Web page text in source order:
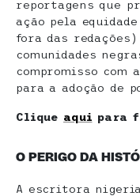
reportagens que
ação pela
fora das
comunidades
compromisso com
para a adoção de
Clique aqui para
O PERIGO DA
A escritora